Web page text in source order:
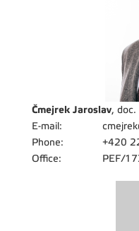
Čmejrek Jaroslav, doc.
E-mail:
Phone:
+420
Office:
PEF/